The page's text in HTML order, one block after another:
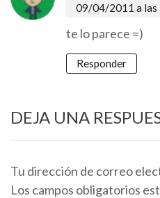
09/04/2011 a las
te lo parece =)
Responder
DEJA UNA
Tu dirección de correo
Los campos obligatorios